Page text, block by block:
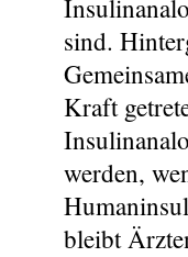
sind.
Kraft
werden,
bleibt